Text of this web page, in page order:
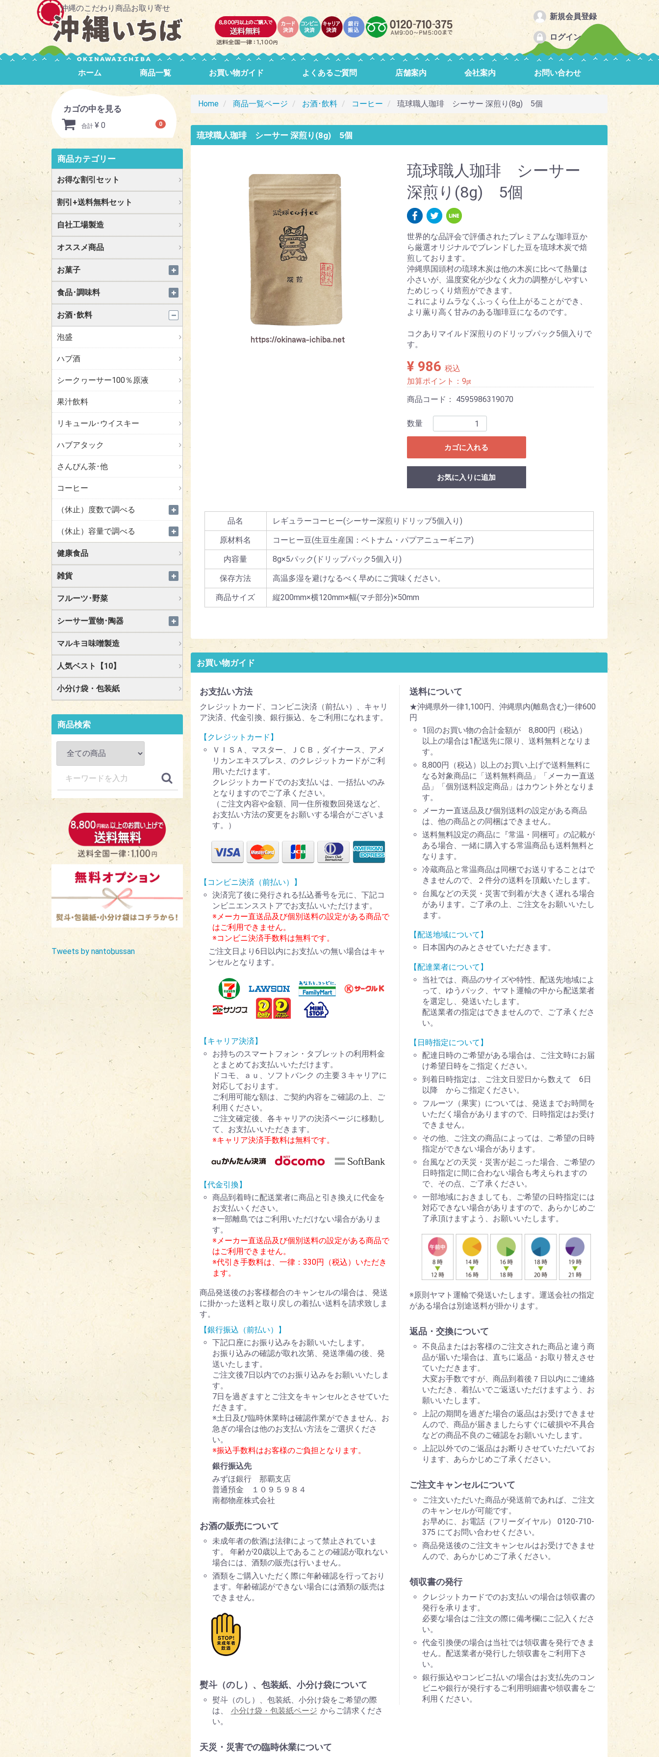
沖縄のこだわり商品お取り寄せ
新規会員登録
ログイン
ホーム 商品一覧 お買い物ガイド よくあるご質問 店舗案内 会社案内 お問い合わせ
カゴの中を見る
0
合計 ¥ 0
商品カテゴリー
お得な割引セット
割引+送料無料セット
自社工場製造
オススメ商品
お菓子
食品･調味料
お酒･飲料
泡盛
ハブ酒
シークヮーサー100％原液
果汁飲料
リキュール･ウイスキー
ハブアタック
さんぴん茶･他
コーヒー
（休止）度数で調べる
（休止）容量で調べる
健康食品
雑貨
フルーツ･野菜
シーサー置物･陶器
マルキヨ味噌製造
人気ベスト【10】
小分け袋・包装紙
商品検索
Tweets by nantobussan
Home 商品一覧ページ お酒･飲料 コーヒー 琉球職人珈琲 シーサー 深煎り(8g) 5個
琉球職人珈琲 シーサー 深煎り(8g) 5個
琉球職人珈琲 シーサー
深煎り(8g) 5個
世界的な品評会で評価されたプレミアムな珈琲豆か
ら厳選オリジナルでブレンドした豆を琉球木炭で焙
煎しております。
沖縄県国頭村の琉球木炭は他の木炭に比べて熱量は
小さいが、温度変化が少なく火力の調整がしやすい
ためじっくり焙煎ができます。
これによりムラなくふっくら仕上がることができ、
より薫り高く甘みのある珈琲豆になるのです。
コクありマイルド深煎りのドリップパック5個入りで
す。
¥ 986 税込
加算ポイント： 9pt
商品コード： 4595986319070
数量
カゴに入れる
お気に入りに追加
品名 レギュラーコーヒー(シーサー深煎りドリップ5個入り)
原材料名 コーヒー豆(生豆生産国：ベトナム・パプアニューギニア)
内容量 8g×5パック(ドリップパック5個入り)
保存方法 高温多湿を避けなるべく早めにご賞味ください。
商品サイズ 縦200mm×横120mm×幅(マチ部分)×50mm
お買い物ガイド
お支払い方法
クレジットカード、コンビニ決済（前払い）、キャリ
ア決済、代金引換、銀行振込、をご利用になれます。
【クレジットカード】
ＶＩＳＡ、マスター、ＪＣＢ，ダイナース、アメ
リカンエキスプレス、のクレジットカードがご利
用いただけます。
クレジットカードでのお支払いは、一括払いのみ
となりますのでご了承ください。
（ご注文内容や金額、同一住所複数回発送など、
お支払い方法の変更をお願いする場合がございま
す。）
【コンビニ決済（前払い）】
決済完了後に発行される払込番号を元に、下記コ
ンビニエンスストアでお支払いいただけます。
※メーカー直送品及び個別送料の設定がある商品で
はご利用できません。
※コンビニ決済手数料は無料です。
ご注文日より6日以内にお支払いの無い場合はキャ
ンセルとなります。
【キャリア決済】
お持ちのスマートフォン・タブレットの利用料金
とまとめてお支払いいただけます。
ドコモ、ａｕ、ソフトバンク の主要３キャリアに
対応しております。
ご利用可能な額は、ご契約内容をご確認の上、ご
利用ください。
ご注文確定後、各キャリアの決済ページに移動し
て、お支払いいただきます。
※キャリア決済手数料は無料です。
【代金引換】
商品到着時に配送業者に商品と引き換えに代金を
お支払いください。
※一部離島ではご利用いただけない場合がありま
す。
※メーカー直送品及び個別送料の設定がある商品で
はご利用できません。
※代引き手数料は、一律：330円（税込）いただき
ます。
商品発送後のお客様都合のキャンセルの場合は、発送
に掛かった送料と取り戻しの着払い送料を請求致しま
す。
【銀行振込（前払い）】
下記口座にお振り込みをお願いいたします。
お振り込みの確認が取れ次第、発送準備の後、発
送いたします。
ご注文後7日以内でのお振り込みをお願いいたしま
す。
7日を過ぎますとご注文をキャンセルとさせていた
だきます。
※土日及び臨時休業時は確認作業ができません、お
急ぎの場合は他のお支払い方法をご選択くださ
い。
※振込手数料はお客様のご負担となります。
銀行振込先
みずほ銀行 那覇支店
普通預金 １０９５９８４
南都物産株式会社
お酒の販売について
未成年者の飲酒は法律によって禁止されていま
す。 年齢が20歳以上であることの確認が取れない
場合には、酒類の販売は行いません。
酒類をご購入いただく際に年齢確認を行っており
ます。年齢確認ができない場合には酒類の販売は
できません。
熨斗（のし）、包装紙、小分け袋について
熨斗（のし）、包装紙、小分け袋をご希望の際
は、
小分け袋・包装紙ページ からご請求くださ
い。
天災・災害での臨時休業について
送料について
★沖縄県外一律1,100円、沖縄県内(離島含む)一律600
円
1回のお買い物の合計金額が 8,800円（税込）
以上の場合は1配送先に限り、送料無料となりま
す。
8,800円（税込）以上のお買い上げで送料無料に
なる対象商品に「送料無料商品」「メーカー直送
品」「個別送料設定商品」はカウント外となりま
す。
メーカー直送品及び個別送料の設定がある商品
は、他の商品との同梱はできません。
送料無料設定の商品に『常温・同梱可』の記載が
ある場合、一緒に購入する常温商品も送料無料と
なります。
冷蔵商品と常温商品は同梱でお送りすることはで
きませんので、２件分の送料を頂戴いたします。
台風などの天災・災害で到着が大きく遅れる場合
があります。ご了承の上、ご注文をお願いいたし
ます。
【配送地域について】
日本国内のみとさせていただきます。
【配達業者について】
当社では、商品のサイズや特性、配送先地域によ
って、ゆうパック、ヤマト運輸の中から配送業者
を選定し、発送いたします。
配送業者の指定はできませんので、ご了承くださ
い。
【日時指定について】
配達日時のご希望がある場合は、ご注文時にお届
け希望日時をご指定ください。
到着日時指定は、ご注文日翌日から数えて 6日
以降 からご指定ください。
フルーツ（果実）については、発送までお時間を
いただく場合がありますので、日時指定はお受け
できません。
その他、ご注文の商品によっては、ご希望の日時
指定ができない場合があります。
台風などの天災・災害が起こった場合、ご希望の
日時指定に間に合わない場合も考えられますの
で、その点、ご了承ください。
一部地域におきましても、ご希望の日時指定には
対応できない場合がありますので、あらかじめご
了承頂けますよう、お願いいたします。
※原則ヤマト運輸で発送いたします。運送会社の指定
がある場合は別途送料が掛かります。
返品・交換について
不良品またはお客様のご注文された商品と違う商
品が届いた場合は、直ちに返品・お取り替えさせ
ていただきます。
大変お手数ですが、商品到着後７日以内にご連絡
いただき、着払いでご返送いただけますよう、お
願いいたします。
上記の期間を過ぎた場合の返品はお受けできませ
んので、商品が届きましたらすぐに破損や不具合
などの商品不良のご確認をお願いいたします。
上記以外でのご返品はお断りさせていただいてお
ります、あらかじめご了承ください。
ご注文キャンセルについて
ご注文いただいた商品が発送前であれば、ご注文
のキャンセルが可能です。
お早めに、お電話（フリーダイヤル） 0120-710-
375 にてお問い合わせください。
商品発送後のご注文キャンセルはお受けできませ
んので、あらかじめご了承ください。
領収書の発行
クレジットカードでのお支払いの場合は領収書の
発行を承ります。
必要な場合はご注文の際に備考欄にご記入くださ
い。
代金引換便の場合は当社では領収書を発行できま
せん。配送業者が発行した領収書をご利用下さ
い。
銀行振込やコンビニ払いの場合はお支払先のコン
ビニや銀行が発行するご利用明細書や領収書をご
利用ください。